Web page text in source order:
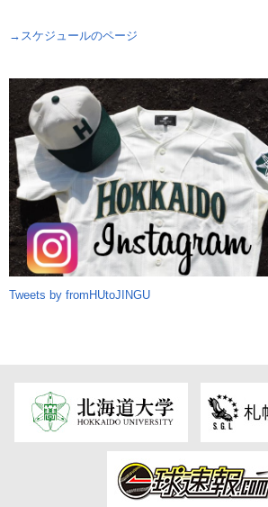
→スケジュールのページ
Tweets by fromHUtoJINGU